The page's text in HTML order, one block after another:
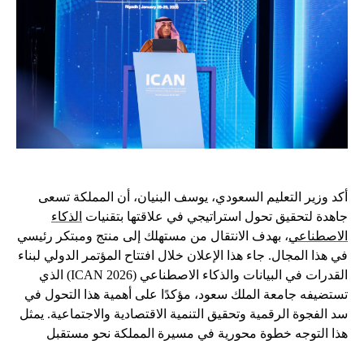
أكد وزير التعليم السعودي، يوسف البنيان، أن المملكة تسعى
جاهدة لتحقيق تحول استراتيجي في علاقتها بتقنيات الذكاء
الاصطناعي، بهدف الانتقال من مستهلك إلى منتج ومبتكر رئيسي
في هذا المجال. جاء هذا الإعلان خلال افتتاح المؤتمر الدولي لبناء
القدرات في البيانات والذكاء الاصطناعي (ICAN 2026) الذي
تستضيفه جامعة الملك سعود، مؤكدًا على أهمية هذا التحول في
سد الفجوة الرقمية وتحقيق التنمية الاقتصادية والاجتماعية. يمثل
هذا التوجه خطوة محورية في مسيرة المملكة نحو مستقبل